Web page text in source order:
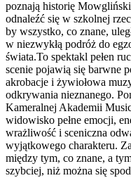
poznają historię
odnaleźć się w szkolnej
by wszystko, co znane,
w niezwykłą podróż do
świata.To spektakl pełen
scenie pojawią się barwne
akrobacje i żywiołowa
odkrywania nieznanego.
Kameralnej Akademii
widowisko pełne emocji,
wrażliwość i sceniczna
wyjątkowego charakteru.
między tym, co znane, a
szybciej, niż można się